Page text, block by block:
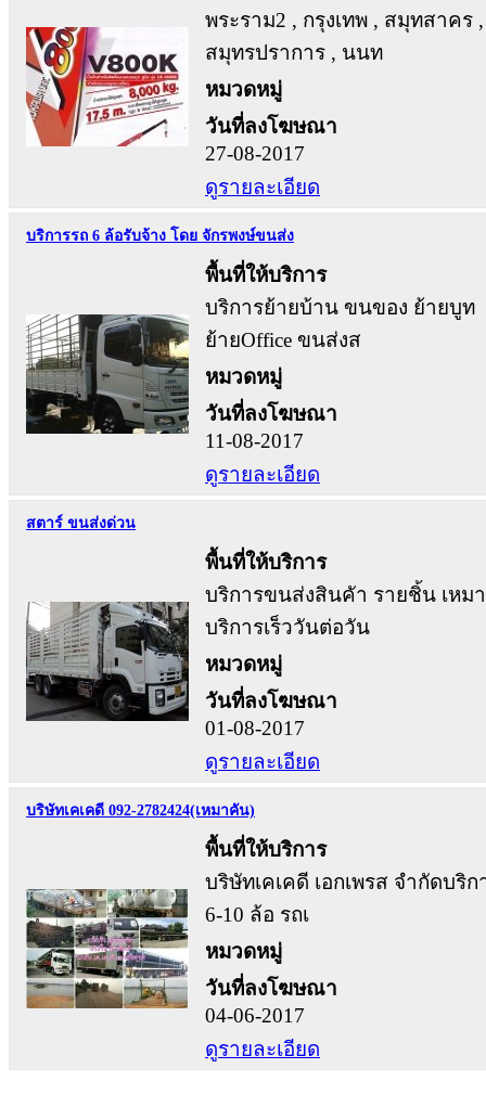
พระราม2 , กรุงเทพ , สมุทสาคร ,
สมุทรปราการ , นนท
หมวดหมู่
วันที่ลงโฆษณา
27-08-2017
ดูรายละเอียด
บริการรถ 6 ล้อรับจ้าง โดย จักรพงษ์ขนส่ง
พื้นที่ให้บริการ
บริการย้ายบ้าน ขนของ ย้ายบูท
ย้ายOffice ขนส่งส
หมวดหมู่
วันที่ลงโฆษณา
11-08-2017
ดูรายละเอียด
สตาร์ ขนส่งด่วน
พื้นที่ให้บริการ
บริการขนส่งสินคัา รายชิ้น เหม
บริการเร็ววันต่อวัน
หมวดหมู่
วันที่ลงโฆษณา
01-08-2017
ดูรายละเอียด
บริษัทเคเคดี 092-2782424(เหมาคัน)
พื้นที่ให้บริการ
บริษัทเคเคดี เอกเพรส จำกัดบริก
6-10 ล้อ รถเ
หมวดหมู่
วันที่ลงโฆษณา
04-06-2017
ดูรายละเอียด